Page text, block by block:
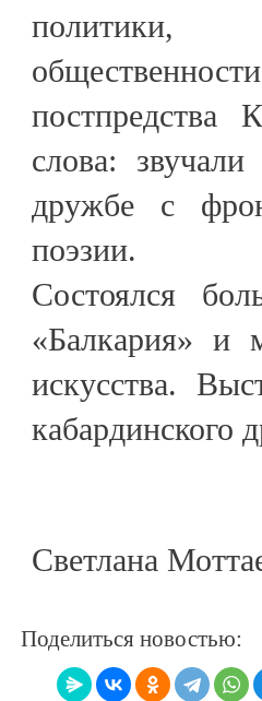
политики,
постпредства
слова:
дружбе с
поэзии.
Состоялся
«Балкария» и
искусства.
кабардинского
Светлана
Поделиться новостью: